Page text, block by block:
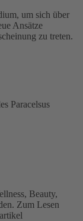
um sich über
Ansätze
zu treten.
Paracelsus
Beauty,
Zum Lesen